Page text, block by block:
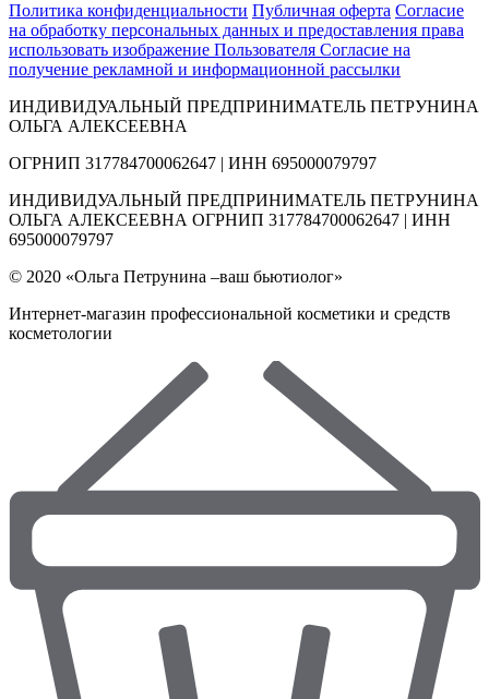
Политика конфиденциальности Публичная оферта Согласие
на обработку персональных данных и предоставления права
использовать изображение Пользователя Согласие на
получение рекламной и информационной рассылки
ИНДИВИДУАЛЬНЫЙ ПРЕДПРИНИМАТЕЛЬ ПЕТРУНИНА
ОЛЬГА АЛЕКСЕЕВНА
ОГРНИП 317784700062647 | ИНН 695000079797
ИНДИВИДУАЛЬНЫЙ ПРЕДПРИНИМАТЕЛЬ ПЕТРУНИНА
ОЛЬГА АЛЕКСЕЕВНА ОГРНИП 317784700062647 | ИНН
695000079797
© 2020 «Ольга Петрунина –ваш бьютиолог»
Интернет-магазин профессиональной косметики и средств
косметологии